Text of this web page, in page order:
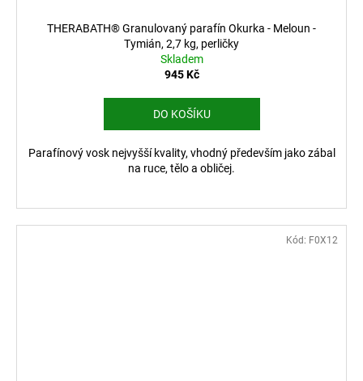
THERABATH® Granulovaný parafín Okurka - Meloun -
Tymián, 2,7 kg, perličky
Skladem
945 Kč
DO KOŠÍKU
Parafínový vosk nejvyšší kvality, vhodný především jako zábal
na ruce, tělo a obličej.
Kód: F0X12